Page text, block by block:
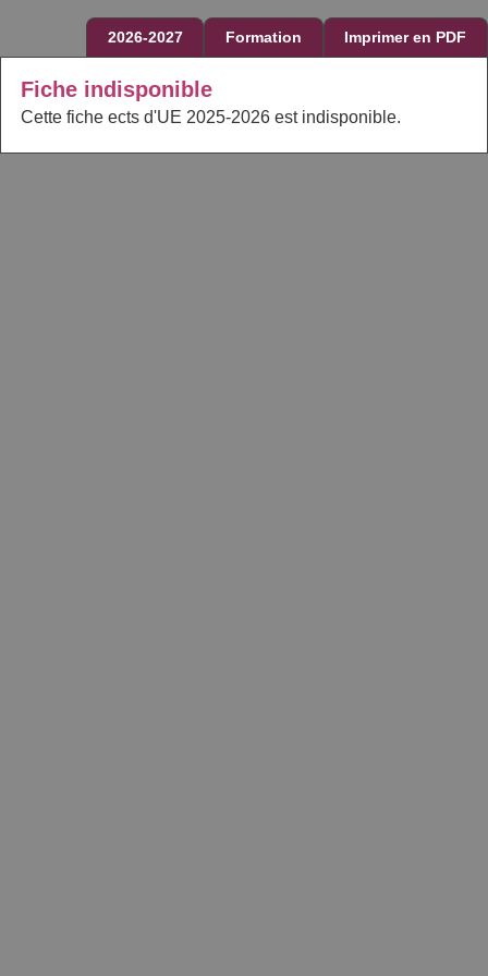
2026-2027 Formation Imprimer en PDF
Fiche indisponible
Cette fiche ects d'UE 2025-2026 est indisponible.